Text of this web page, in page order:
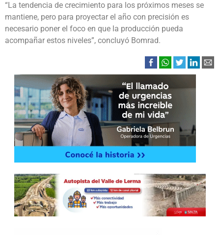
“La tendencia de crecimiento para los próximos meses se
mantiene, pero para proyectar el año con precisión es
necesario poner el foco en que la producción pueda
acompañar estos niveles”, concluyó Bomrad.